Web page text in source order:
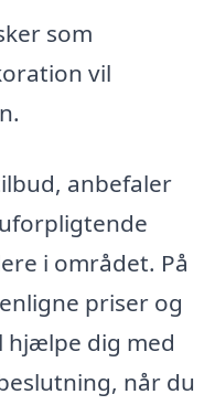
som
vil
anbefaler
i området. På
priser og
hjælpe dig med
når du